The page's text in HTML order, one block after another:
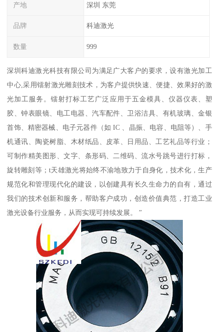
产地 深圳 东莞
品牌 科迪激光
数量 999
深圳科迪激光科技有限公司为满足广大客户的要求，设有激光加工
中心,采用镭射激光雕刻技术，为客户提供快速、便捷、效果好的激
光加工服务。镭射打标工艺广泛应用于五金模具、仪器仪表、塑
胶、钟表眼镜、电工电器、汽车配件、卫浴洁具、有机玻璃、金银
首饰、精密器械、电子元器件（如 IC 、晶振、电容、电阻等）、手
机通讯、陶瓷树脂、木材纸品、皮革、日用品、工艺礼品等行业；
可制作精美图形、文字、条形码、二维码、流水号跳号进行打标，
旋转雕刻等；t天雄激光将始终不渝地致力于自身化，技术化，生产
规范化和管理现代化的建设，以创建具有长久生命力的自有，通过
我们的技术创新和服务，帮助客户成功，创造价值典范，打造工业
激光设备行业服务，从而实现可持续发展。 ”